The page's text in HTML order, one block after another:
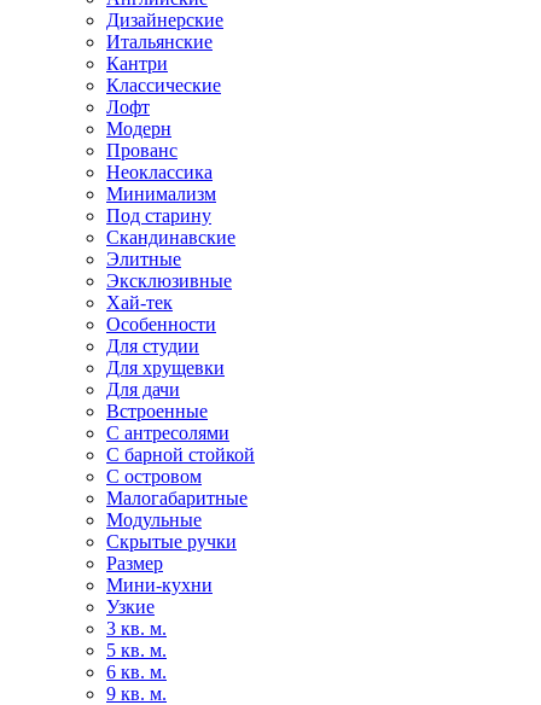
Дизайнерские
Итальянские
Кантри
Классические
Лофт
Модерн
Прованс
Неоклассика
Минимализм
Под старину
Скандинавские
Элитные
Эксклюзивные
Хай-тек
Особенности
Для студии
Для хрущевки
Для дачи
Встроенные
С антресолями
С барной стойкой
С островом
Малогабаритные
Модульные
Скрытые ручки
Размер
Мини-кухни
Узкие
3 кв. м.
5 кв. м.
6 кв. м.
9 кв. м.